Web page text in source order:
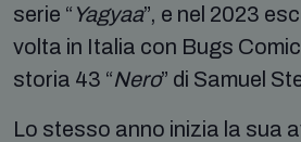
serie “ Yagyaa”, e nel 2023
volta in Italia con Bugs
storia 43 “Nero” di Samuel
Lo stesso anno inizia la sua